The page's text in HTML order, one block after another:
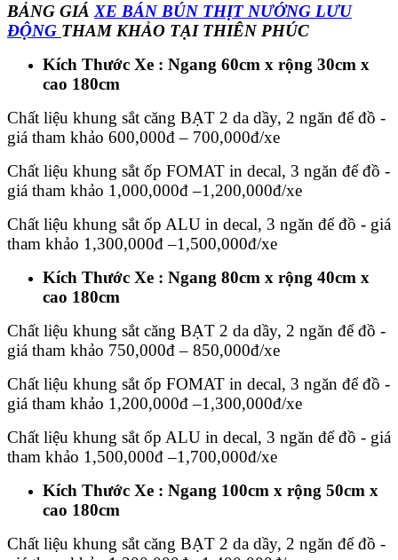
BẢNG GIÁ XE BÁN BÚN THỊT NƯỚNG LƯU
ĐỘNG THAM KHẢO TẠI THIÊN PHÚC
Kích Thước Xe : Ngang 60cm x rộng 30cm x
cao 180cm
Chất liệu khung sắt căng BẠT 2 da dầy, 2 ngăn để đồ -
giá tham khảo 600,000đ – 700,000đ/xe
Chất liệu khung sắt ốp FOMAT in decal, 3 ngăn để đồ -
giá tham khảo 1,000,000đ –1,200,000đ/xe
Chất liệu khung sắt ốp ALU in decal, 3 ngăn để đồ - giá
tham khảo 1,300,000đ –1,500,000đ/xe
Kích Thước Xe : Ngang 80cm x rộng 40cm x
cao 180cm
Chất liệu khung sắt căng BẠT 2 da dầy, 2 ngăn để đồ -
giá tham khảo 750,000đ – 850,000đ/xe
Chất liệu khung sắt ốp FOMAT in decal, 3 ngăn để đồ -
giá tham khảo 1,200,000đ –1,300,000đ/xe
Chất liệu khung sắt ốp ALU in decal, 3 ngăn để đồ - giá
tham khảo 1,500,000đ –1,700,000đ/xe
Kích Thước Xe : Ngang 100cm x rộng 50cm x
cao 180cm
Chất liệu khung sắt căng BẠT 2 da dầy, 2 ngăn để đồ -